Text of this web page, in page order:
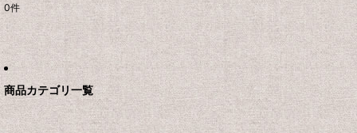
表示数
並び順:
絞り込む
0件
商品カテゴリ一覧